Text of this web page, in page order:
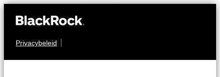
Privacybeleid
AANDELEN